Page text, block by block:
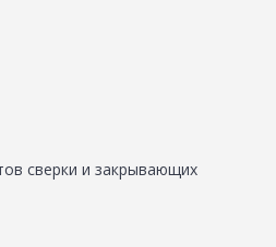
сверки и закрывающих